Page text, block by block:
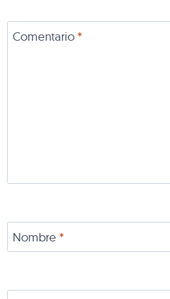
Comentario *
Nombre *